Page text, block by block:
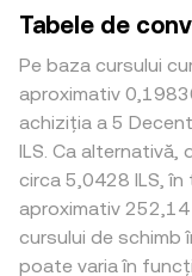
Tabele de
Pe baza cursului
aproximativ
achiziția a 5
ILS. Ca alternativă,
circa 5,0428 ILS,
aproximativ
cursului de schimb
poate varia în